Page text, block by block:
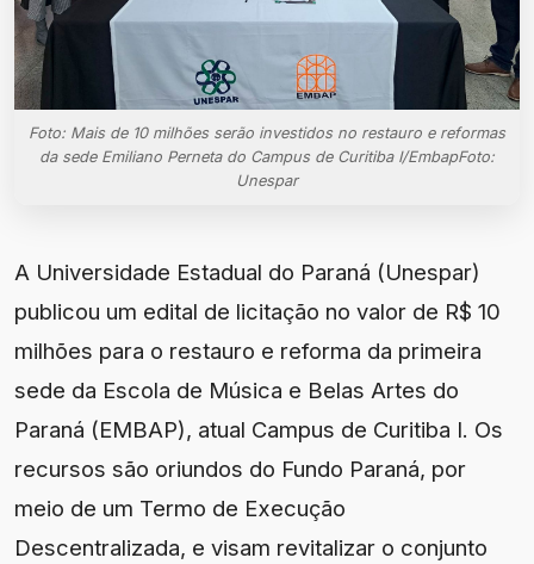
Foto: Mais de 10 milhões serão investidos no restauro e reformas
da sede Emiliano Perneta do Campus de Curitiba I/EmbapFoto:
Unespar
A Universidade Estadual do Paraná (Unespar)
publicou um edital de licitação no valor de R$ 10
milhões para o restauro e reforma da primeira
sede da Escola de Música e Belas Artes do
Paraná (EMBAP), atual Campus de Curitiba I. Os
recursos são oriundos do Fundo Paraná, por
meio de um Termo de Execução
Descentralizada, e visam revitalizar o conjunto